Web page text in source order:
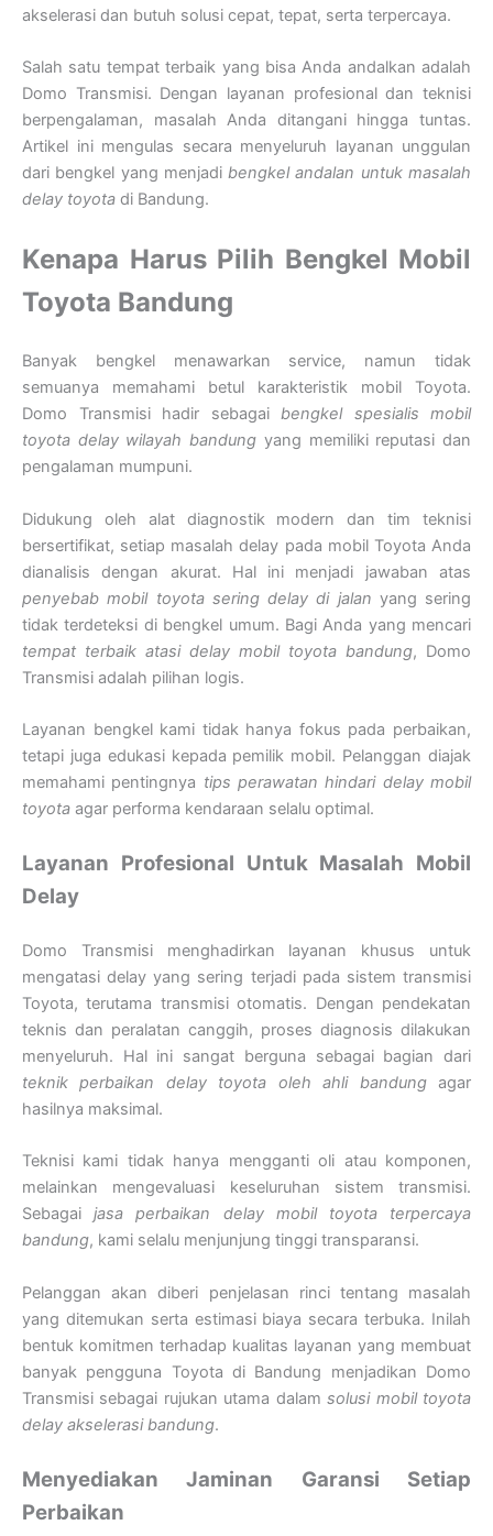
akselerasi dan butuh solusi cepat, tepat, serta terpercaya.
Salah satu tempat terbaik yang bisa Anda andalkan adalah
Domo Transmisi. Dengan layanan profesional dan teknisi
berpengalaman, masalah Anda ditangani hingga tuntas.
Artikel ini mengulas secara menyeluruh layanan unggulan
dari bengkel yang menjadibengkel andalan untuk masalah
delay toyota di Bandung.
Kenapa Harus Pilih Bengkel Mobil
Toyota Bandung
Banyak bengkel menawarkan service, namun tidak
semuanya memahami betul karakteristik mobil Toyota.
Domo Transmisi hadir sebagai bengkel spesialis mobil
toyota delay wilayah bandung yang memiliki reputasi dan
pengalaman mumpuni.
Didukung oleh alat diagnostik modern dan tim teknisi
bersertifikat, setiap masalah delay pada mobil Toyota Anda
dianalisis dengan akurat. Hal ini menjadi jawaban atas
penyebab mobil toyota sering delay di jalan yang sering
tidak terdeteksi di bengkel umum. Bagi Anda yang mencari
tempat terbaik atasi delay mobil toyota bandung, Domo
Transmisi adalah pilihan logis.
Layanan bengkel kami tidak hanya fokus pada perbaikan,
tetapi juga edukasi kepada pemilik mobil. Pelanggan diajak
memahami pentingnya tips perawatan hindari delay mobil
toyota agar performa kendaraan selalu optimal.
Layanan Profesional Untuk Masalah Mobil
Delay
Domo Transmisi menghadirkan layanan khusus untuk
mengatasi delay yang sering terjadi pada sistem transmisi
Toyota, terutama transmisi otomatis. Dengan pendekatan
teknis dan peralatan canggih, proses diagnosis dilakukan
menyeluruh. Hal ini sangat berguna sebagai bagian dari
teknik perbaikan delay toyota oleh ahli bandungagar
hasilnya maksimal.
Teknisi kami tidak hanya mengganti oli atau komponen,
melainkan mengevaluasi keseluruhan sistem transmisi.
Sebagaijasa perbaikan delay mobil toyota terpercaya
bandung, kami selalu menjunjung tinggi transparansi.
Pelanggan akan diberi penjelasan rinci tentang masalah
yang ditemukan serta estimasi biaya secara terbuka. Inilah
bentuk komitmen terhadap kualitas layanan yang membuat
banyak pengguna Toyota di Bandung menjadikan Domo
Transmisi sebagai rujukan utama dalamsolusi mobil toyota
delay akselerasi bandung.
Menyediakan Jaminan Garansi Setiap
Perbaikan